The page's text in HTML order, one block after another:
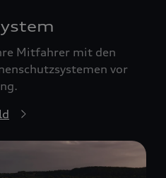
Mitfahrer mit den
vor